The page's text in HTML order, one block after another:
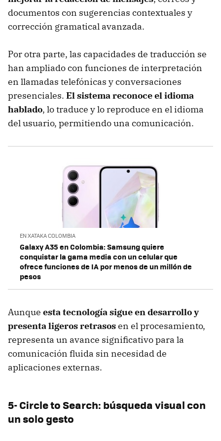
documentos con sugerencias contextuales y
corrección gramatical avanzada.
Por otra parte, las capacidades de traducción se
han ampliado con funciones de interpretación
en llamadas telefónicas y conversaciones
presenciales. El sistema reconoce el idioma
hablado, lo traduce y lo reproduce en el idioma
del usuario, permitiendo una comunicación.
EN XATAKA COLOMBIA
Galaxy A35 en Colombia: Samsung quiere
conquistar la gama media con un celular que
ofrece funciones de IA por menos de un millón de
pesos
Aunque esta tecnología sigue en desarrollo y
presenta ligeros retrasosen el procesamiento,
representa un avance significativo para la
comunicación fluida sin necesidad de
aplicaciones externas.
5- Circle to Search: búsqueda visual con
un solo gesto